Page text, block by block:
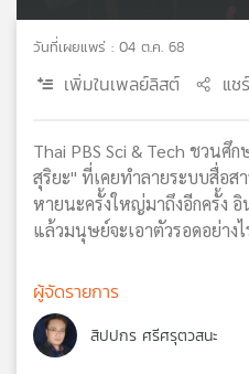
วันที่เผยแพร่ : 04 ต.ค. 68
เพิ่มในเพลย์ลิสต์ แชร์
Thai PBS Sci & Tech ชวนศึ
สุริยะ" ที่เคยทำลายระบบสื่อส
หายนะครั้งใหญ่มาถึงอีกครั้ง
แล้วมนุษย์จะเอาตัวรอดอย่างไ
ผู้จัดรายการ
สิปปกร ศรีศรุตวสนะ